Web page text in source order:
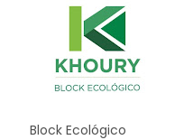
Block Ecológico